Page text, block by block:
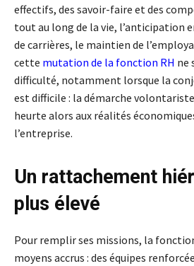
effectifs, des savoir-faire et des
tout au long de la vie, l’anticipation
de carrières, le maintien de
cette mutation de la fonction RH ne
difficulté, notamment lorsque la
est difficile : la démarche volontariste
heurte alors aux réalités
l’entreprise.
Un rattachement
plus élevé
Pour remplir ses missions, la
moyens accrus : des équipes